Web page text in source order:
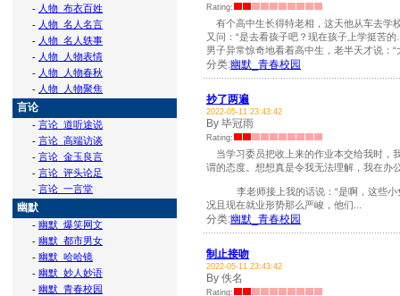
- 人物_布衣百姓
- 人物_名人名言
- 人物_名人轶事
- 人物_人物表情
- 人物_人物春秋
- 人物_人物聚焦
言论
- 言论_道听途说
- 言论_高端访谈
- 言论_金玉良言
- 言论_评头论足
- 言论_一言堂
幽默
- 幽默_爆笑网文
- 幽默_都市男女
- 幽默_哈哈镜
- 幽默_妙人妙语
- 幽默_青春校园
Rating:
有个高中生长得特老相，这天他从车去学
又问：“是去看孩子吧？现在孩子上学挺苦
男子异常惊奇地看着高中生，老半天才说：
分类:幽默_青春校园
抄了两遍
2022-05-11 23:43:42
By 毕冠雨
Rating:
当学习委员把收上来的作业本交给我时，
谓的态度。想想真是令我无法理解，我在办
李老师接上我的话说：“是啊，这些小兔
况且现在就业形势那么严峻，他们...
分类:幽默_青春校园
制止接吻
2022-05-11 23:43:42
By 佚名
Rating: